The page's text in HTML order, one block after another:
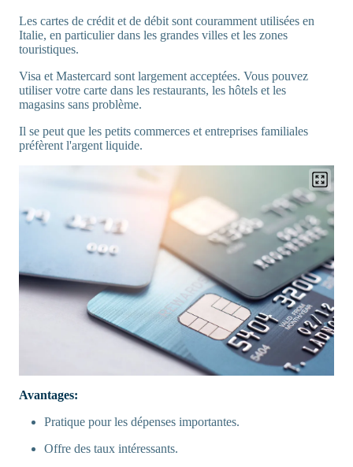
Les cartes de crédit et de débit sont couramment utilisées en
Italie, en particulier dans les grandes villes et les zones
touristiques.
Visa et Mastercard sont largement acceptées. Vous pouvez
utiliser votre carte dans les restaurants, les hôtels et les
magasins sans problème.
Il se peut que les petits commerces et entreprises familiales
préfèrent l'argent liquide.
Avantages:
Pratique pour les dépenses importantes.
Offre des taux intéressants.